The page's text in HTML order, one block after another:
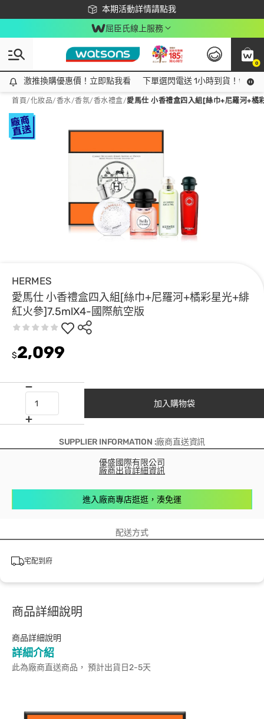
本期活動詳情請點我
下載app最高回饋$350
屈臣氏線上服務
0
激推換購優惠價！立即點我看
激推換購優惠價！立即點我看 下單選閃電送 1小時到貨！領神
首頁/化妝品/香水/香氛/香水禮盒/愛馬仕 小香禮盒四入組[絲巾+尼羅河+
HERMES
愛馬仕 小香禮盒四入組[絲巾+尼羅河+橘彩星光+緋
紅火參]7.5mlX4-國際航空版
$2,099
加入購物袋
SUPPLIER INFORMATION :廠商直送資訊
優盛國際有限公司
廠商出貨詳細資訊
進入廠商專店逛逛，湊免運
配送方式
宅配到府
商品詳細說明
商品詳細說明
詳細介紹
此為廠商直送商品， 預計出貨日2-5天